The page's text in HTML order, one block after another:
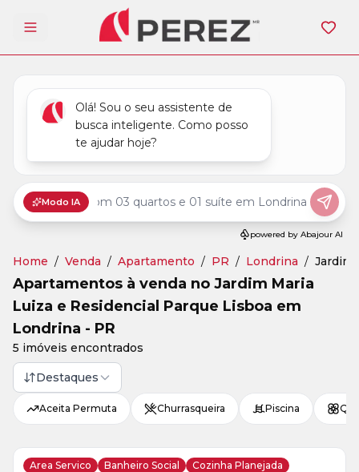
Abrir menu
Home / Venda / Apartamento / PR / Londrina / Jardim
Apartamentos à venda no Jardim Maria
Luiza e Residencial Parque Lisboa em
Londrina - PR
5 imóveis encontrados
Destaques
Aceita Permuta Churrasqueira Piscina
Area Servico Banheiro Social Cozinha Planejada